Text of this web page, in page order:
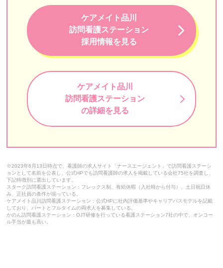
しろひげ在宅診療所
すえひろ訪問看護ステーション
けいひん訪問看護ステーション
陽だまり訪問看護ステーション
りゅうじん訪問看護ステーション東京
MILLENNIA（ミレニア）
スターク訪問看護ステーション
LE在宅・施設 訪問看護・リハビリステーション
えいる訪問看護ステーション
ケアメイト品川
訪問看護ステーション
採用情報を見る
ケアメイト品川
訪問看護ステーション
の詳細を見る
※2023年6月13日時点で、看護師の求人サイト「ナースエージェント」で訪問看護ステーシ
ョンとして名前を公表し、公式HPでも訪問看護師の求人を掲載している会社75社を調査し、
下記特徴別に選出しています。
スターク訪問看護ステーション：フレックス制、有給休暇（入社時から付与）、土日祝日休
み、正社員の条件が揃っている。
ケアメイト品川訪問看護ステーション：公式HPに社内評価基準やキャリアパスモデルを記載
しており、パートとフルタイムの両求人を募集している。
かのん訪問看護ステーション：OJT研修を行っている看護ステーション7社の中で、オンコー
ル手当が最も高い。